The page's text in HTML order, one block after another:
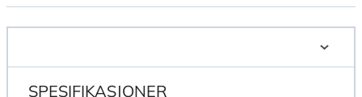
antall
SPESIFIKASJONER